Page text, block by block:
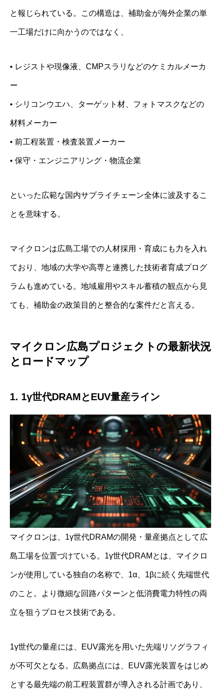
と報じられている。この構造は、補助金が海外企業の単
一工場だけに向かうのではなく、
• レジストや現像液、CMPスラリなどのケミカルメーカ
ー
• シリコンウエハ、ターゲット材、フォトマスクなどの
材料メーカー
• 前工程装置・検査装置メーカー
• 保守・エンジニアリング・物流企業
といった広範な国内サプライチェーン全体に波及するこ
とを意味する。
マイクロンは広島工場での人材採用・育成にも力を入れ
ており、地域の大学や高専と連携した技術者育成プログ
ラムも進めている。地域雇用やスキル蓄積の観点から見
ても、補助金の政策目的と整合的な案件だと言える。
マイクロン広島プロジェクトの最新状況
とロードマップ
1. 1γ世代DRAMとEUV量産ライン
マイクロンは、1γ世代DRAMの開発・量産拠点として広
島工場を位置づけている。1γ世代DRAMとは、マイクロ
ンが使用している独自の名称で、1α、1βに続く先端世代
のこと。より微細な回路パターンと低消費電力特性の両
立を狙うプロセス技術である。
1γ世代の量産には、EUV露光を用いた先端リソグラフィ
が不可欠となる。広島拠点には、EUV露光装置をはじめ
とする最先端の前工程装置群が導入される計画であり、